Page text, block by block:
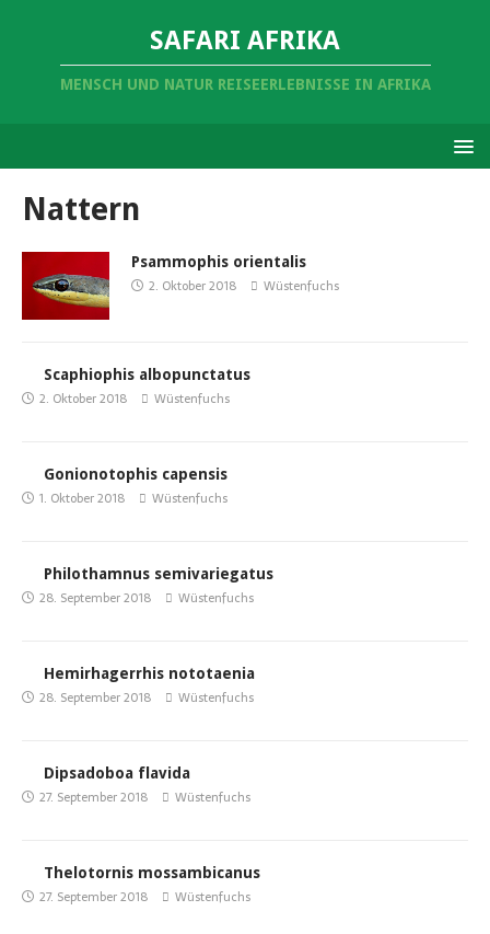
SAFARI AFRIKA
MENSCH UND NATUR REISEERLEBNISSE IN AFRIKA
Nattern
Psammophis orientalis
2. Oktober 2018 Wüstenfuchs
Scaphiophis albopunctatus
2. Oktober 2018 Wüstenfuchs
Gonionotophis capensis
1. Oktober 2018 Wüstenfuchs
Philothamnus semivariegatus
28. September 2018 Wüstenfuchs
Hemirhagerrhis nototaenia
28. September 2018 Wüstenfuchs
Dipsadoboa flavida
27. September 2018 Wüstenfuchs
Thelotornis mossambicanus
27. September 2018 Wüstenfuchs